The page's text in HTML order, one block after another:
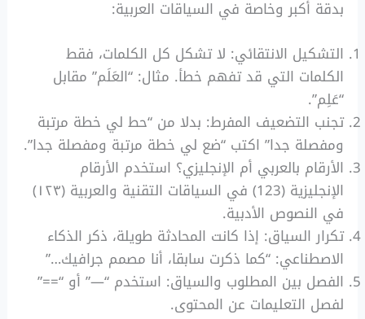
بدقة أكبر وخاصة في السياقات العربية:
التشكيل الانتقائي: لا تشكل كل الكلمات، فقط
الكلمات التي قد تفهم خطأ. مثال: “العَلَم” مقابل
“عَلِم”.
تجنب التضعيف المفرط: بدلا من “حط لي خطة مرتبة
ومفصلة جدا” اكتب “ضع لي خطة مرتبة ومفصلة جدا”.
الأرقام بالعربي أم الإنجليزي؟ استخدم الأرقام
الإنجليزية (123) في السياقات التقنية والعربية (١٢٣)
في النصوص الأدبية.
تكرار السياق: إذا كانت المحادثة طويلة، ذكر الذكاء
الاصطناعي: “كما ذكرت سابقا، أنا مصمم جرافيك…”
الفصل بين المطلوب والسياق: استخدم “—” أو “==”
لفصل التعليمات عن المحتوى.